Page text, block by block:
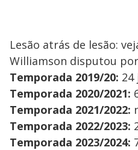
Lesão atrás de lesão:
Williamson disputou
Temporada 2019/20: 24
Temporada 2020/2021:
Temporada 2021/2022:
Temporada 2022/2023:
Temporada 2023/2024: